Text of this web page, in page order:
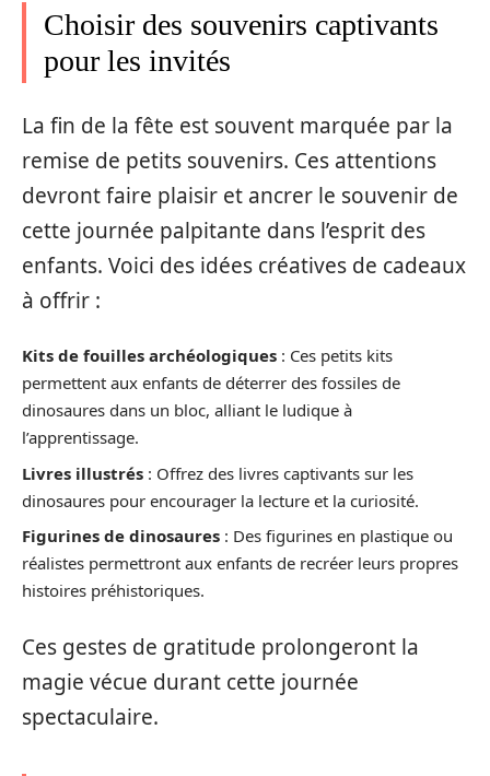
Choisir des souvenirs captivants
pour les invités
La fin de la fête est souvent marquée par la
remise de petits souvenirs. Ces attentions
devront faire plaisir et ancrer le souvenir de
cette journée palpitante dans l’esprit des
enfants. Voici des idées créatives de cadeaux
à offrir :
Kits de fouilles archéologiques : Ces petits kits
permettent aux enfants de déterrer des fossiles de
dinosaures dans un bloc, alliant le ludique à
l’apprentissage.
Livres illustrés : Offrez des livres captivants sur les
dinosaures pour encourager la lecture et la curiosité.
Figurines de dinosaures : Des figurines en plastique ou
réalistes permettront aux enfants de recréer leurs propres
histoires préhistoriques.
Ces gestes de gratitude prolongeront la
magie vécue durant cette journée
spectaculaire.